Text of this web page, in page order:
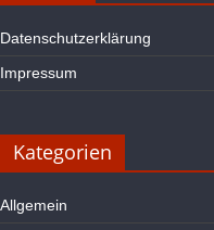
Datenschutzerklärung
Impressum
Kategorien
Allgemein